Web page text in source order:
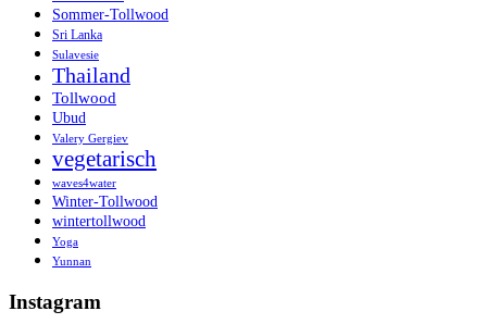
Sommer-Tollwood
Sri Lanka
Sulavesie
Thailand
Tollwood
Ubud
Valery Gergiev
vegetarisch
waves4water
Winter-Tollwood
wintertollwood
Yoga
Yunnan
Instagram